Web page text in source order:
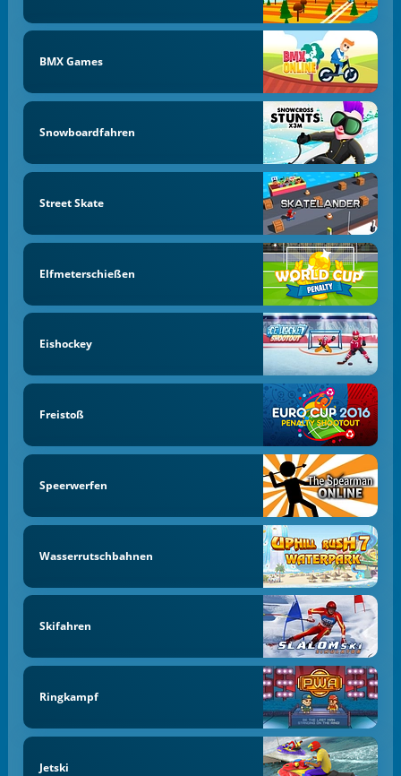
BMX Games
Snowboardfahren
Street Skate
Elfmeterschießen
Eishockey
Freistoß
Speerwerfen
Wasserrutschbahnen
Skifahren
Ringkampf
Jetski